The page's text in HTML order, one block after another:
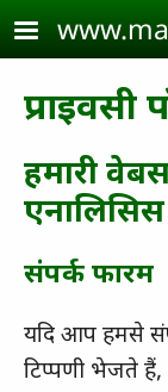
Skip to main
प्राइवसी
हमारी
संपर्क फारम
यदि आप हमसे
टिप्पणी भेजते